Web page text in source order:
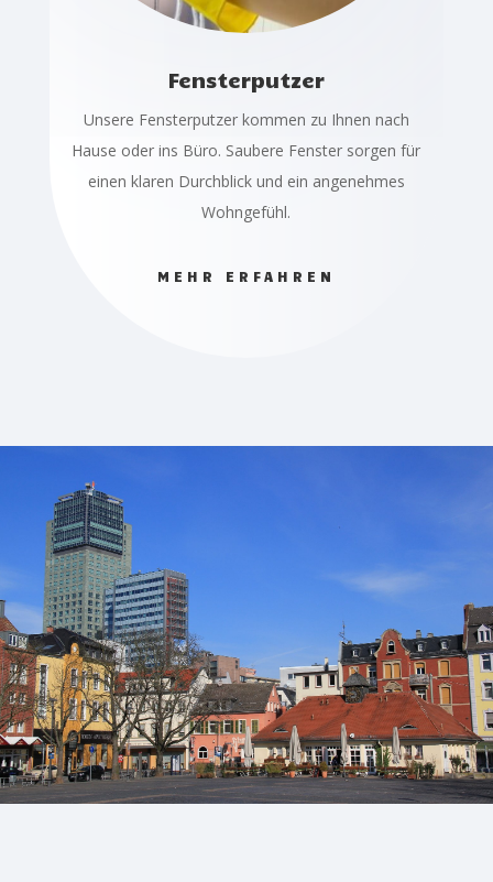
Fensterputzer
Unsere Fensterputzer kommen zu Ihnen nach
Hause oder ins Büro. Saubere Fenster sorgen für
einen klaren Durchblick und ein angenehmes
Wohngefühl.
MEHR ERFAHREN